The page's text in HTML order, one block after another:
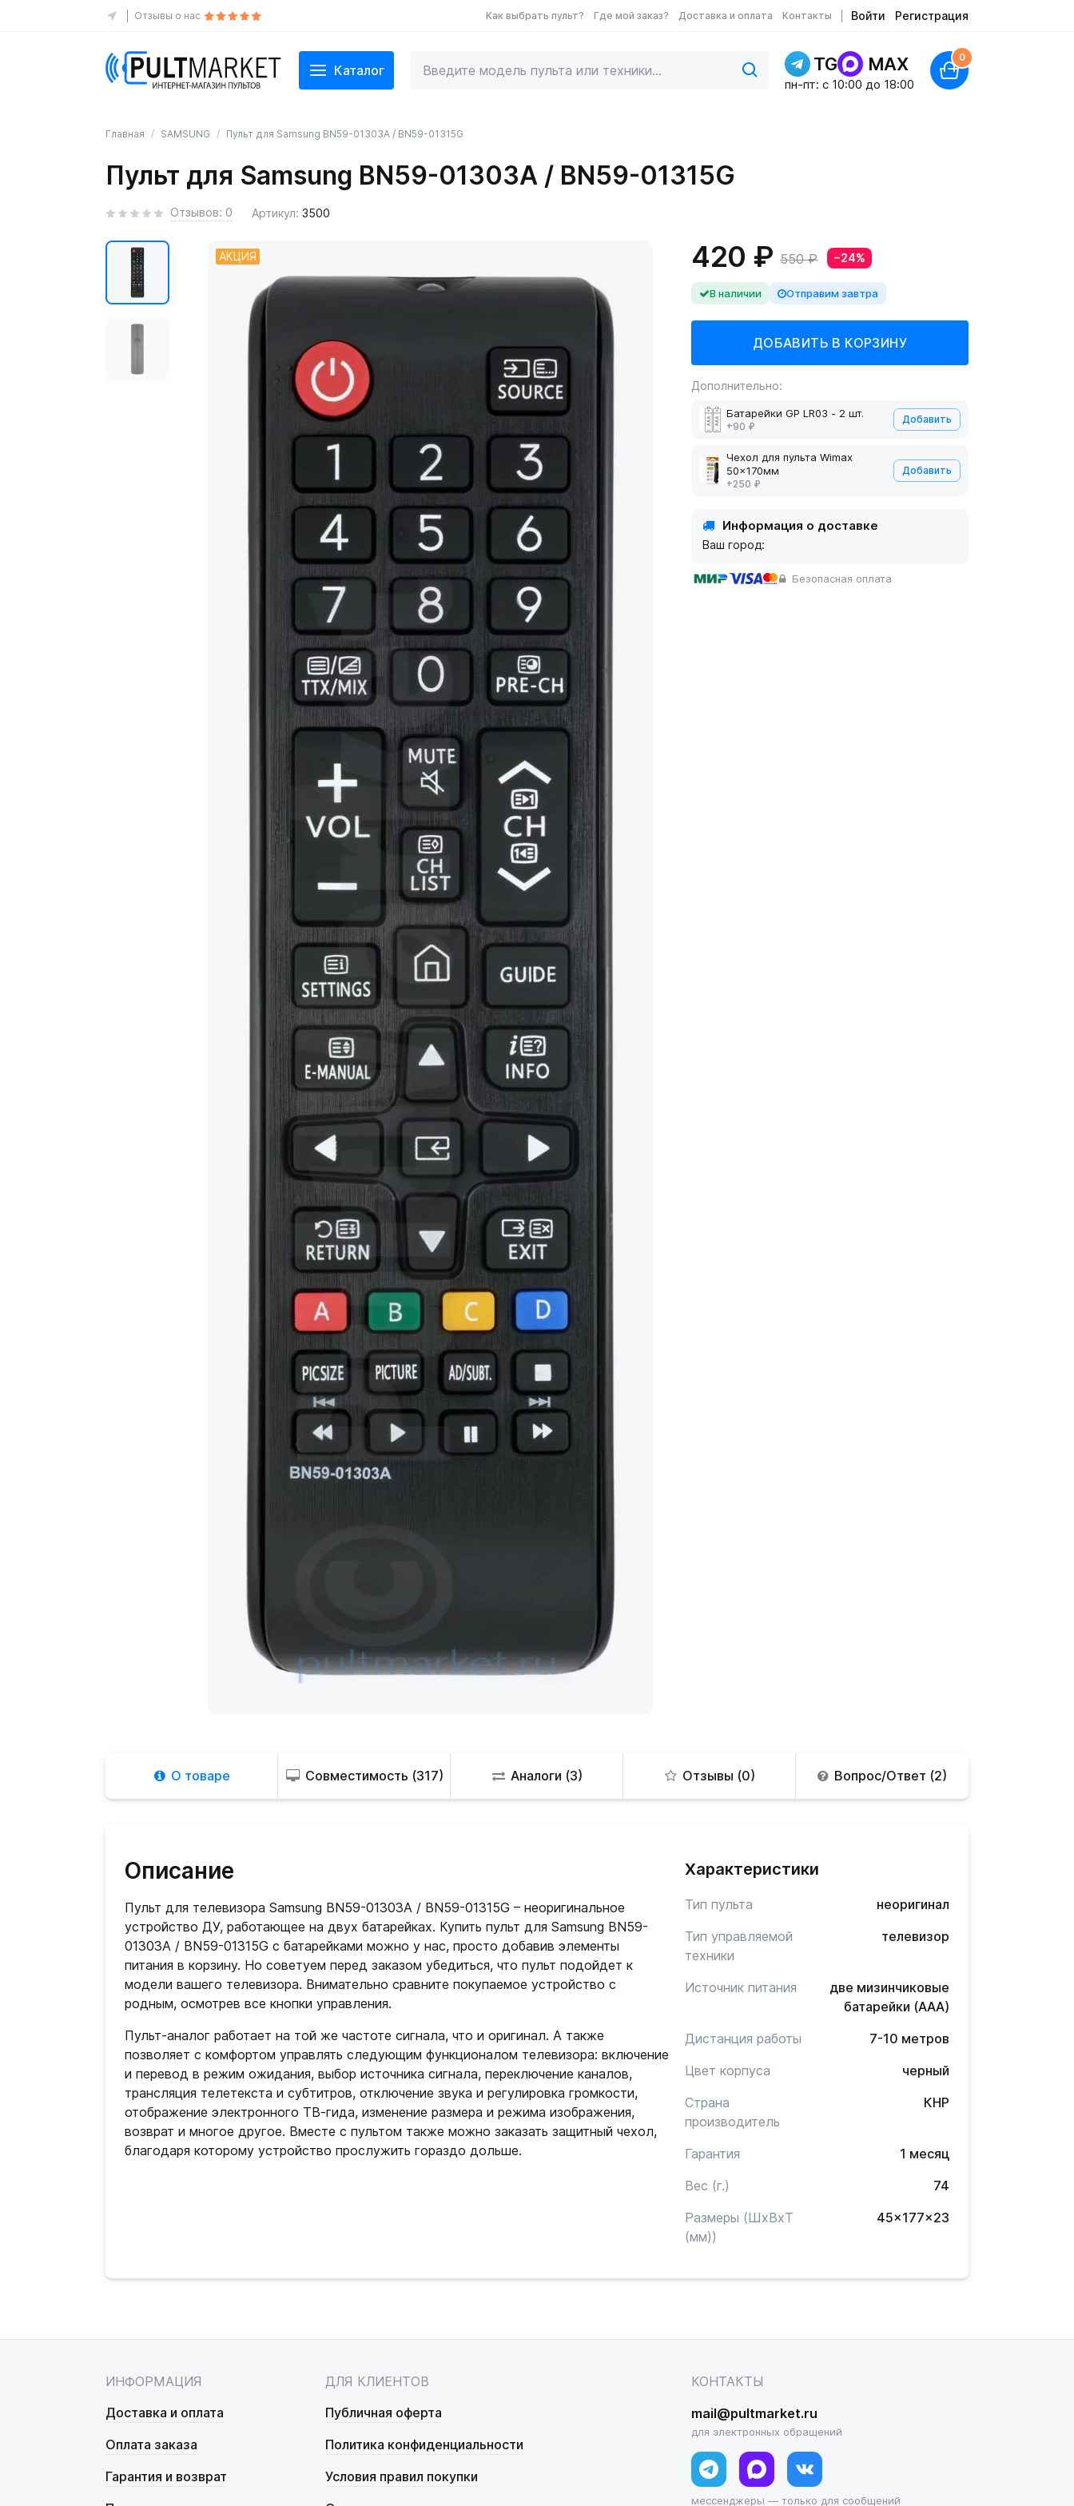
Отзывы о нас Как выбрать пульт? Где мой заказ? Доставка и оплата Контакты Войти Регистрация
Каталог TG MAX
пн-пт: c 10:00 до 18:00
0
Главная SAMSUNG Пульт для Samsung BN59-01303A / BN59-01315G
Пульт для Samsung BN59-01303A / BN59-01315G
Отзывов: 0 Артикул: 3500
АКЦИЯ 420 ₽ 550 ₽ −24%
В наличии Отправим завтра
Дополнительно:
Батарейки GP LR03 - 2 шт.
+90 ₽
Добавить
Чехол для пульта Wimax
50x170мм
+250 ₽
Добавить
Информация о доставке
Ваш город:
Безопасная оплата
О товаре Совместимость (317) Аналоги (3) Отзывы (0) Вопрос/Ответ (2)
Описание
Пульт для телевизора Samsung BN59-01303A / BN59-01315G – неоригинальное
устройство ДУ, работающее на двух батарейках. Купить пульт для Samsung BN59-
01303A / BN59-01315G с батарейками можно у нас, просто добавив элементы
питания в корзину. Но советуем перед заказом убедиться, что пульт подойдет к
модели вашего телевизора. Внимательно сравните покупаемое устройство с
родным, осмотрев все кнопки управления.
Пульт-аналог работает на той же частоте сигнала, что и оригинал. А также
позволяет с комфортом управлять следующим функционалом телевизора: включение
и перевод в режим ожидания, выбор источника сигнала, переключение каналов,
трансляция телетекста и субтитров, отключение звука и регулировка громкости,
отображение электронного ТВ-гида, изменение размера и режима изображения,
возврат и многое другое. Вместе с пультом также можно заказать защитный чехол,
благодаря которому устройство прослужить гораздо дольше.
Характеристики
Тип пульта
неоригинал
Тип управляемой
техники
телевизор
Источник питания
две мизинчиковые
батарейки (AAA)
Дистанция работы
7-10 метров
Цвет корпуса
черный
Страна
производитель
КНР
Гарантия
1 месяц
Вес (г.)
74
Размеры (ШxВxТ
(мм))
45x177x23
ИНФОРМАЦИЯ
Доставка и оплата
Оплата заказа
Гарантия и возврат
ДЛЯ КЛИЕНТОВ
Публичная оферта
Политика конфиденциальности
Условия правил покупки
КОНТАКТЫ
mail@pultmarket.ru
для электронных обращений
мессенджеры — только для сообщений